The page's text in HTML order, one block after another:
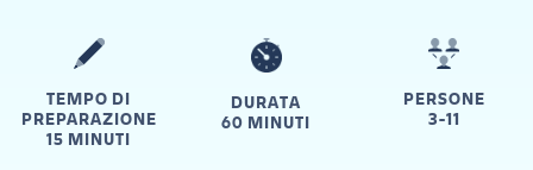
TEMPO DI
PREPARAZIONE
15 MINUTI
DURATA
60 MINUTI
PERSONE
3-11